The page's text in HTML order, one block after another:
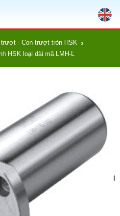
trượt - Con trượt tròn HSK
HSK loại dài mã LMH-L